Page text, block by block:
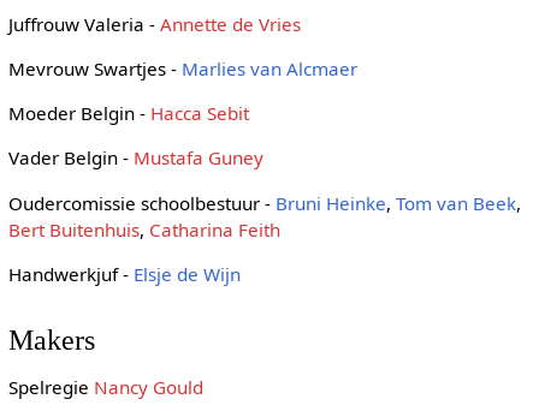
Juffrouw Valeria - Annette de Vries
Mevrouw Swartjes - Marlies van Alcmaer
Moeder Belgin - Hacca Sebit
Vader Belgin - Mustafa Guney
Oudercomissie schoolbestuur - Bruni Heinke, Tom van Beek,
Bert Buitenhuis, Catharina Feith
Handwerkjuf - Elsje de Wijn
Makers
Spelregie Nancy Gould